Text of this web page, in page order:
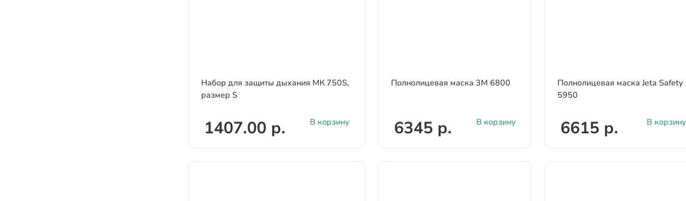
Набор для защиты дыхания МК 750S,
размер S
1407.00 р. В корзину
Полнолицевая маска 3М 6800
6345 р. В корзину
Полнолицевая маска Jeta Safety
5950
6615 р. В корзину